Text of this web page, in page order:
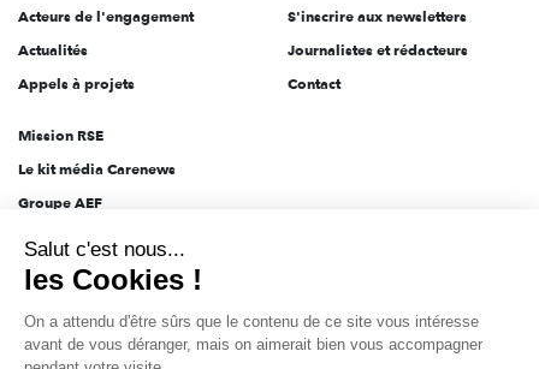
Acteurs de l'engagement
Actualités
Appels à projets
S'inscrire aux newsletters
Journalistes et rédacteurs
Contact
Mission RSE
Le kit média Carenews
Groupe AEF
Novethic
Inclusiv Day
Salut c'est nous...
les Cookies !
On a attendu d'être sûrs que le contenu de ce site vous intéresse
avant de vous déranger, mais on aimerait bien vous accompagner